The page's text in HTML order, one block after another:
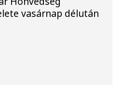
vasárnap délután